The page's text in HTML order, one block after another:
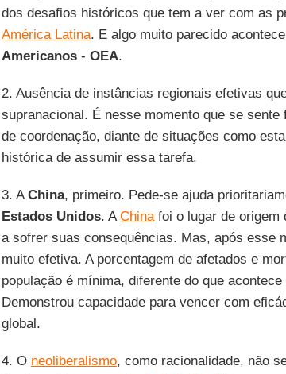
dos desafios históricos que tem a ver com as
América Latina. E algo muito parecido
Americanos- OEA.
2. Ausência de instâncias regionais efetivas
supranacional. É nesse momento que se sente
de coordenação, diante de situações como
histórica de assumir essa tarefa.
3. AChina, primeiro. Pede-se ajuda
Estados Unidos. AChinafoi o lugar de origem
a sofrer suas consequências. Mas, após esse
muito efetiva. A porcentagem de afetados e
população é mínima, diferente do que
Demonstrou capacidade para vencer com
global.
4. O neoliberalismo, como racionalidade, não